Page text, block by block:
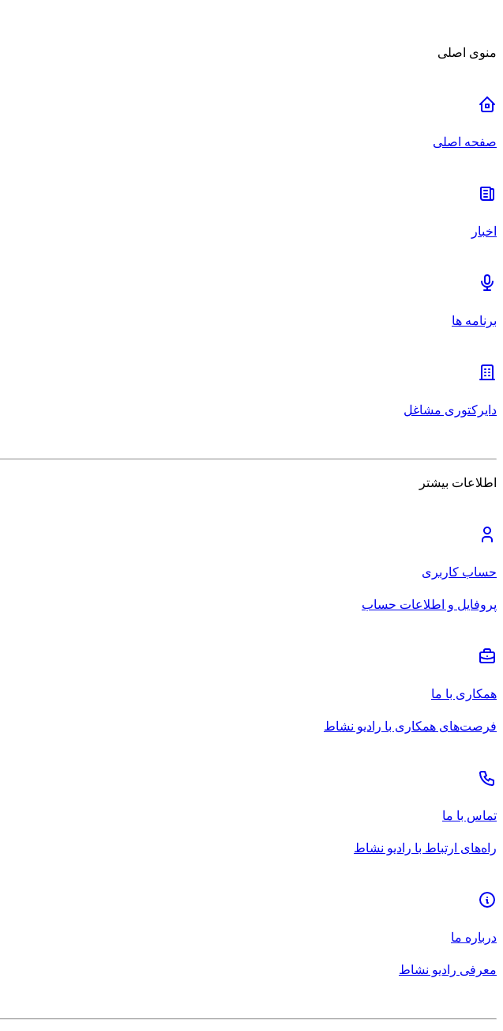
منوی اصلی
صفحه اصلی
اخبار
برنامه ها
دایرکتوری مشاغل
اطلاعات بیشتر
حساب کاربری
پروفایل و اطلاعات حساب
همکاری با ما
فرصت‌های همکاری با رادیو نشاط
تماس با ما
راه‌های ارتباط با رادیو نشاط
درباره ما
معرفی رادیو نشاط